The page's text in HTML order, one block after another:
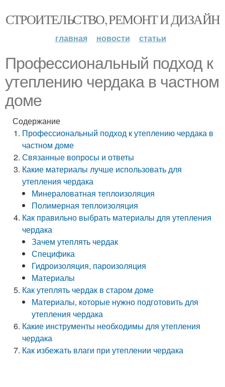
СТРОИТЕЛЬСТВО, РЕМОНТ И ДИЗАЙН
главная новости статьи
Профессиональный подход к
утеплению чердака в частном
доме
Содержание
Профессиональный подход к утеплению чердака в
частном доме
Связанные вопросы и ответы
Какие материалы лучше использовать для
утепления чердака
Минераловатная теплоизоляция
Полимерная теплоизоляция
Как правильно выбрать материалы для утепления
чердака
Зачем утеплять чердак
Специфика
Гидроизоляция, пароизоляция
Материалы
Как утеплять чердак в старом доме
Материалы, которые нужно подготовить для
утепления чердака
Какие инструменты необходимы для утепления
чердака
Как избежать влаги при утеплении чердака